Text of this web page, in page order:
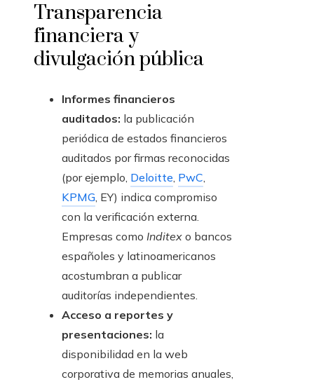
Transparencia
financiera y
divulgación pública
Informes financieros
auditados: la publicación
periódica de estados financieros
auditados por firmas reconocidas
(por ejemplo, Deloitte, PwC,
KPMG, EY) indica compromiso
con la verificación externa.
Empresas como Inditex o bancos
españoles y latinoamericanos
acostumbran a publicar
auditorías independientes.
Acceso a reportes y
presentaciones: la
disponibilidad en la web
corporativa de memorias anuales,